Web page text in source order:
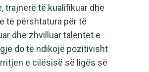
trajnerë të kualifikuar dhe
të përshtatura për të
dhe zhvilluar talentet e
do të ndikojë pozitivisht
e cilësisë së ligës së